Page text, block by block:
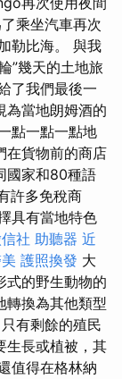
乘坐汽車再次
勒比海。 與我
”幾天的土地旅
了我們最後一
為當地朗姆酒的
點一點一點地
在貨物前的商店
國家和80種語
許多免稅商
具有當地特色
社 助聽器 近
護照換發 大
式的野生動物的
轉換為其他類型
只有剩餘的殖民
生長或植被，其
值得在格林納